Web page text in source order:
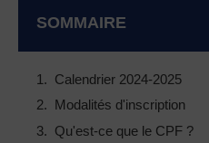
SOMMAIRE
Calendrier 2024-2025
Modalités d'inscription
Qu'est-ce que le CPF ?